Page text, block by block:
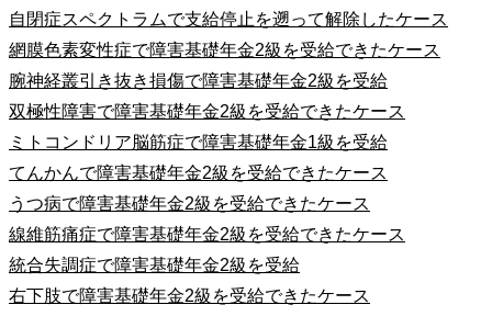
自閉症スペクトラムで支給停止を遡って解除したケース
網膜色素変性症で障害基礎年金2級を受給できたケース
腕神経叢引き抜き損傷で障害基礎年金2級を受給
双極性障害で障害基礎年金2級を受給できたケース
ミトコンドリア脳筋症で障害基礎年金1級を受給
てんかんで障害基礎年金2級を受給できたケース
うつ病で障害基礎年金2級を受給できたケース
線維筋痛症で障害基礎年金2級を受給できたケース
統合失調症で障害基礎年金2級を受給
右下肢で障害基礎年金2級を受給できたケース